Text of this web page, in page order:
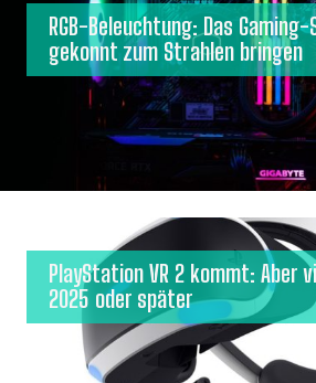
RGB-Beleuchtung: Das
gekonnt zum Strahlen bringen
PlayStation VR 2 kommt: Aber
2025 oder später